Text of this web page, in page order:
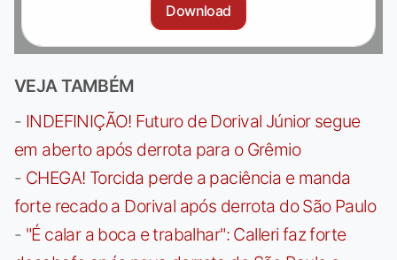
Download
VEJA TAMBÉM
- INDEFINIÇÃO! Futuro de Dorival Júnior segue
em aberto após derrota para o Grêmio
- CHEGA! Torcida perde a paciência e manda
forte recado a Dorival após derrota do São Paulo
- "É calar a boca e trabalhar": Calleri faz forte